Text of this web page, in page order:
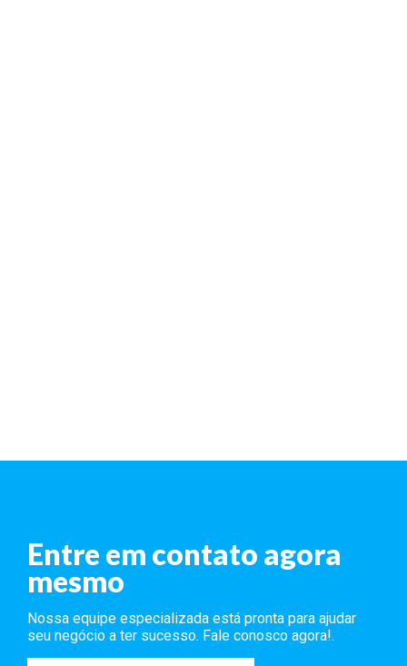
Entre em contato agora
mesmo
Nossa equipe especializada está pronta para ajudar
seu negócio a ter sucesso. Fale conosco agora!.